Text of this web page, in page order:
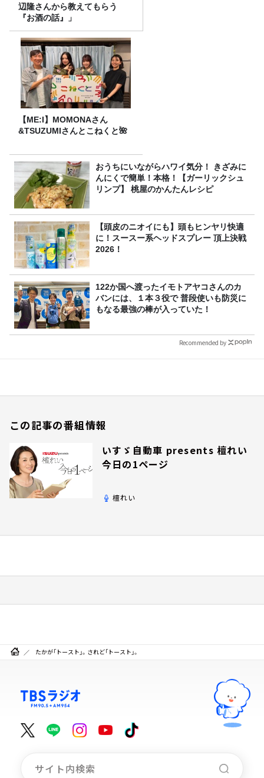
辺隆さんから教えてもらう
『お酒の話』」
【ME:I】MOMONAさん
&TSUZUMIさんとこねくと🌺
おうちにいながらハワイ気分！ きざみに
んにくで簡単！本格！【ガーリックシュ
リンプ】 桃屋のかんたんレシピ
【頭皮のニオイにも】頭もヒンヤリ快適
に！スースー系ヘッドスプレー 頂上決戦
2026！
122か国へ渡ったイモトアヤコさんのカ
バンには、１本３役で 普段使いも防災に
もなる最強の棒が入っていた！
Recommended by
この記事の番組情報
いすゞ自動車 presents 檀れい
今日の1ページ
檀れい
たかが「トースト」。されど「トースト」。